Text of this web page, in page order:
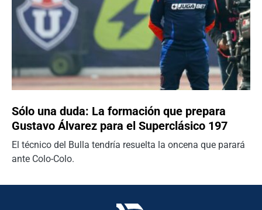
Sólo una duda: La formación que prepara
Gustavo Álvarez para el Superclásico 197
El técnico del Bulla tendría resuelta la oncena que parará
ante Colo-Colo.